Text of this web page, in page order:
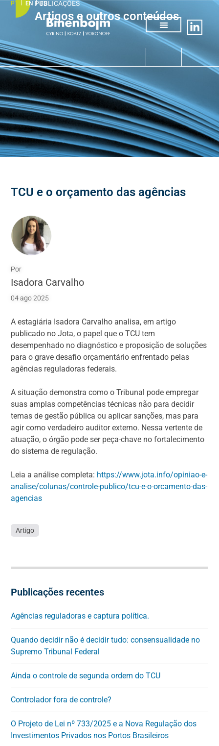
PT EN ES
PUBLICAÇÕES
Artigos e outros conteúdos
TCU e o orçamento das agências
Por
Isadora Carvalho
04 ago 2025
A estagiária Isadora Carvalho analisa, em artigo
publicado no Jota, o papel que o TCU tem
desempenhado no diagnóstico e proposição de soluções
para o grave desafio orçamentário enfrentado pelas
agências reguladoras federais.
A situação demonstra como o Tribunal pode empregar
suas amplas competências técnicas não para decidir
temas de gestão pública ou aplicar sanções, mas para
agir como verdadeiro auditor externo. Nessa vertente de
atuação, o órgão pode ser peça-chave no fortalecimento
do sistema de regulação.
Leia a análise completa: https://www.jota.info/opiniao-e-
analise/colunas/controle-publico/tcu-e-o-orcamento-das-
agencias
Artigo
Publicações recentes
Agências reguladoras e captura política.
Quando decidir não é decidir tudo: consensualidade no
Supremo Tribunal Federal
Ainda o controle de segunda ordem do TCU
Controlador fora de controle?
O Projeto de Lei nº 733/2025 e a Nova Regulação dos
Investimentos Privados nos Portos Brasileiros